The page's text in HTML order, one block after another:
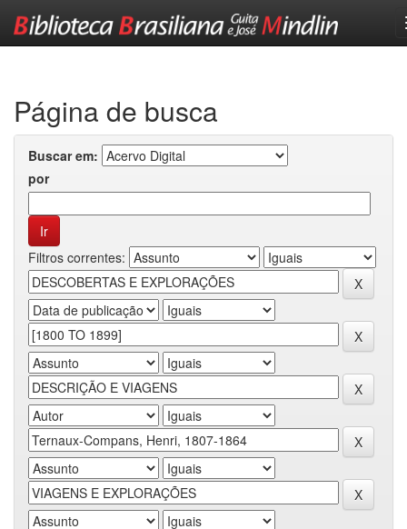
Página de busca
Buscar em:
por
Filtros correntes: